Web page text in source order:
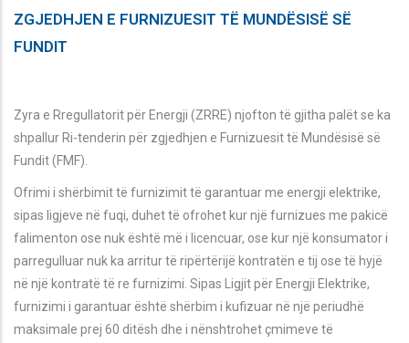
ZGJEDHJEN E FURNIZUESIT TË MUNDËSISË SË
FUNDIT
Zyra e Rregullatorit për Energji (ZRRE) njofton të gjitha palët se ka
shpallur Ri-tenderin për zgjedhjen e Furnizuesit të Mundësisë së
Fundit (FMF).
Ofrimi i shërbimit të furnizimit të garantuar me energji elektrike,
sipas ligjeve në fuqi, duhet të ofrohet kur një furnizues me pakicë
falimenton ose nuk është më i licencuar, ose kur një konsumator i
parregulluar nuk ka arritur të ripërtërijë kontratën e tij ose të hyjë
në një kontratë të re furnizimi. Sipas Ligjit për Energji Elektrike,
furnizimi i garantuar është shërbim i kufizuar në një periudhë
maksimale prej 60 ditësh dhe i nënshtrohet çmimeve të